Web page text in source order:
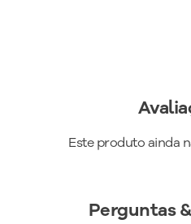
Este produto ainda
Perguntas